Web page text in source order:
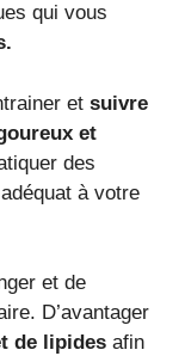
qui vous
et suivre
et
des
à votre
et de
D’avantager
de lipides afin